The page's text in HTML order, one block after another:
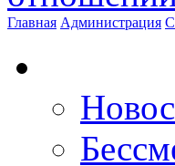
Главная Администрация